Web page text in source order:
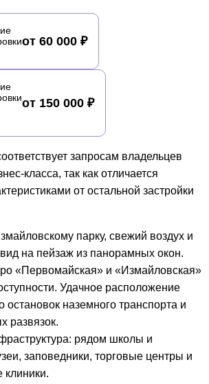
от 60 000 ₽
от 150 000 ₽
запросам владельцев
класса, так как отличается
от остальной застройки
парку, свежий воздух и
на пейзаж из панорамных окон.
«Первомайская» и «Измайловская»
Удачное расположение
остановок наземного транспорта и
развязок.
рядом школы и
заповедники, торговые центры и
клиники.